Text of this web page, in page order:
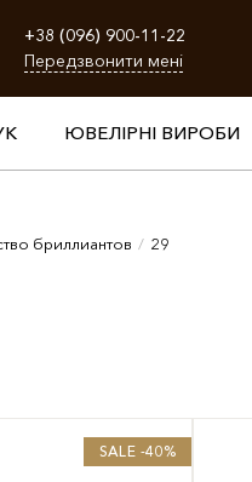
+38 (096) 900-11-22
Передзвонити мені
ЮВЕЛІРНІ ВИРОБИ
бриллиантов / 29
SALE -40%